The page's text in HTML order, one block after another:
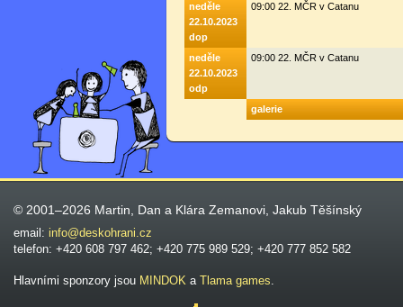
neděle
22.10.2023
dop
09:00 22. MČR v Catanu
neděle
22.10.2023
odp
09:00 22. MČR v Catanu
galerie
© 2001–2026 Martin, Dan a Klára Zemanovi, Jakub Těšínský
email: info@deskohrani.cz
telefon: +420 608 797 462; +420 775 989 529; +420 777 852 582
Hlavními sponzory jsou MINDOK a Tlama games.